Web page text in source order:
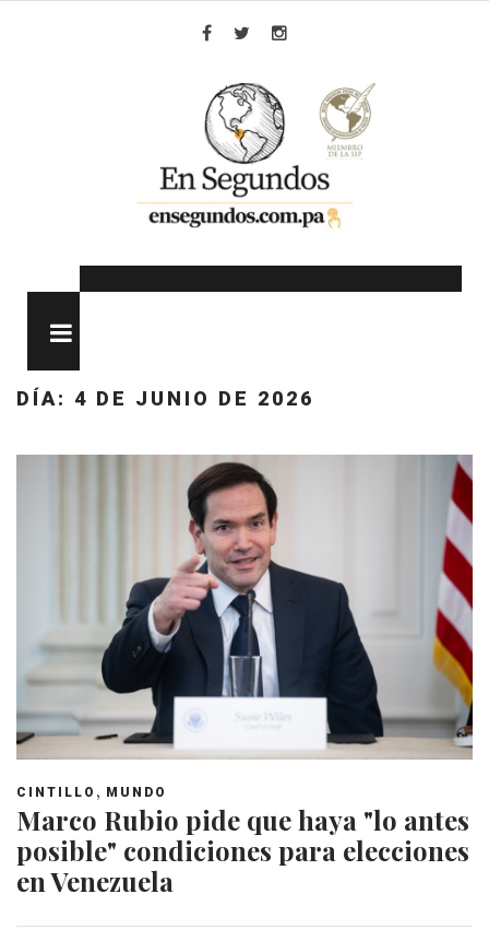
DÍA: 4 DE JUNIO DE 2026
CINTILLO , MUNDO
Marco Rubio pide que haya "lo antes
posible" condiciones para elecciones
en Venezuela